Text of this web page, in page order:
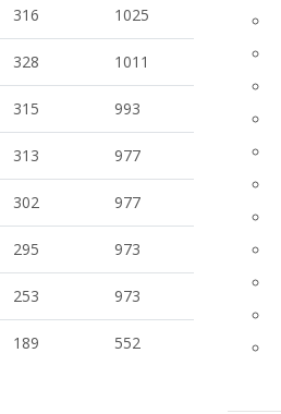
316 1025
328 1011
315 993
313 977
302 977
295 973
253 973
189 552